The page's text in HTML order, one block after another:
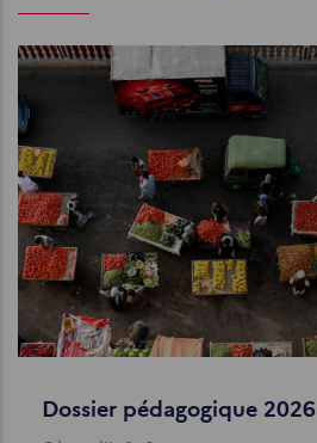
Dossier pédagogique 2026